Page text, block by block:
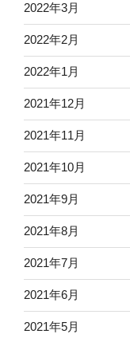
2022年3月
2022年2月
2022年1月
2021年12月
2021年11月
2021年10月
2021年9月
2021年8月
2021年7月
2021年6月
2021年5月